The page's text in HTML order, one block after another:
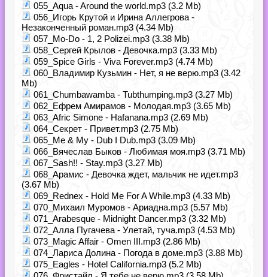
055_Aqua - Around the world.mp3 (3.2 Mb)
056_Игорь Крутой и Ирина Аллегрова -
Незаконченный роман.mp3 (4.34 Mb)
057_Mo-Do - 1, 2 Polizei.mp3 (3.38 Mb)
058_Сергей Крылов - Девочка.mp3 (3.33 Mb)
059_Spice Girls - Viva Forever.mp3 (4.74 Mb)
060_Владимир Кузьмин - Нет, я не верю.mp3 (3.42
Mb)
061_Chumbawamba - Tubthumping.mp3 (3.27 Mb)
062_Ефрем Амирамов - Молодая.mp3 (3.65 Mb)
063_Afric Simone - Hafanana.mp3 (2.69 Mb)
064_Секрет - Привет.mp3 (2.75 Mb)
065_Me & My - Dub I Dub.mp3 (3.09 Mb)
066_Вячеслав Быков - Любимая моя.mp3 (3.71 Mb)
067_Sash!! - Stay.mp3 (3.27 Mb)
068_Арамис - Девочка ждет, мальчик не идет.mp3
(3.67 Mb)
069_Rednex - Hold Me For A While.mp3 (4.33 Mb)
070_Михаил Муромов - Ариадна.mp3 (5.57 Mb)
071_Arabesque - Midnight Dancer.mp3 (3.32 Mb)
072_Алла Пугачева - Улетай, туча.mp3 (4.53 Mb)
073_Magic Affair - Omen III.mp3 (2.86 Mb)
074_Лариса Долина - Погода в доме.mp3 (3.88 Mb)
075_Eagles - Hotel California.mp3 (5.2 Mb)